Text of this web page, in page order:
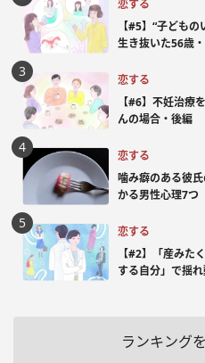
恋する
【#5】“子ども
生き抜いた56歳
恋する
【#6】不妊治療
んの場合・後編
恋する
噛み癖のある彼
かる男性心理7つ
恋する
【#2】「産みた
する自分」で揺
ランキング